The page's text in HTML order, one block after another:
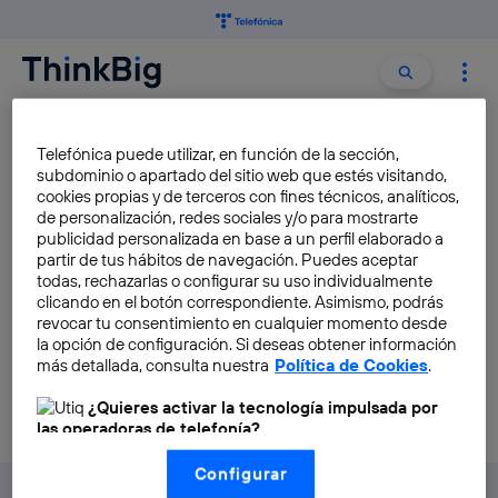
Buscar
CAPTURA DE MOVIMIENTO
Qué es la presencia
volumétrica y por qué es
importante para el metaverso
José María López
Telefónica puede utilizar, en función de la sección,
subdominio o apartado del sitio web que estés visitando,
cookies propias y de terceros con fines técnicos, analíticos,
de personalización, redes sociales y/o para mostrarte
publicidad personalizada en base a un perfil elaborado a
partir de tus hábitos de navegación. Puedes aceptar
todas, rechazarlas o configurar su uso individualmente
clicando en el botón correspondiente. Asimismo, podrás
revocar tu consentimiento en cualquier momento desde
la opción de configuración. Si deseas obtener información
más detallada, consulta nuestra Política de Cookies.
¿Quieres activar la tecnología impulsada por
las operadoras de telefonía?
Nosotros, Telefónica S.A., utilizamos la tecnología Utiq para
realizar nuestras acciones de marketing digital o análisis
Configurar